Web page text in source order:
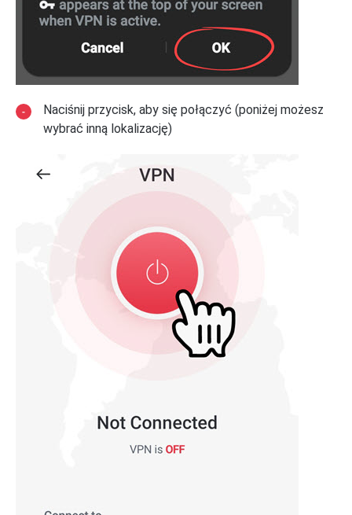
Naciśnij przycisk, aby się połączyć (poniżej możesz
wybrać inną lokalizację)